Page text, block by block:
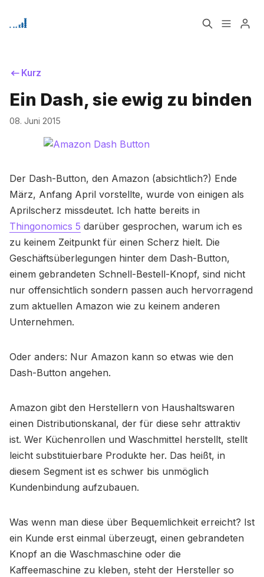
Home
Kurz
Ein Dash, sie ewig zu binden
08. Juni 2015
Der Dash-Button, den Amazon (absichtlich?) Ende
März, Anfang April vorstellte, wurde von einigen als
Aprilscherz missdeutet. Ich hatte bereits in
Thingonomics 5 darüber gesprochen, warum ich es
zu keinem Zeitpunkt für einen Scherz hielt. Die
Geschäftsüberlegungen hinter dem Dash-Button,
einem gebrandeten Schnell-Bestell-Knopf, sind nicht
nur offensichtlich sondern passen auch hervorragend
zum aktuellen Amazon wie zu keinem anderen
Unternehmen.
Oder anders: Nur Amazon kann so etwas wie den
Dash-Button angehen.
Amazon gibt den Herstellern von Haushaltswaren
einen Distributionskanal, der für diese sehr attraktiv
ist. Wer Küchenrollen und Waschmittel herstellt, stellt
leicht substituierbare Produkte her. Das heißt, in
diesem Segment ist es schwer bis unmöglich
Kundenbindung aufzubauen.
Was wenn man diese über Bequemlichkeit erreicht? Ist
ein Kunde erst einmal überzeugt, einen gebrandeten
Knopf an die Waschmaschine oder die
Kaffeemaschine zu kleben, steht der Hersteller so